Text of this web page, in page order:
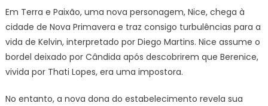
Em Terra e Paixão, uma nova personagem, Nice, chega à
cidade de Nova Primavera e traz consigo turbulências para a
vida de Kelvin, interpretado por Diego Martins. Nice assume o
bordel deixado por Cândida após descobrirem que Berenice,
vivida por Thati Lopes, era uma impostora.
No entanto, a nova dona do estabelecimento revela sua